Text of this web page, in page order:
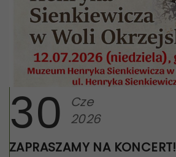
30
Cze
2026
ZAPRASZAMY NA KONCERT!